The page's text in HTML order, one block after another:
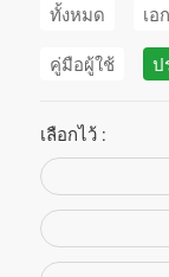
ทั้งหมด
เอ
คู่มือผู้ใช้ ป
เลือกไว้ :